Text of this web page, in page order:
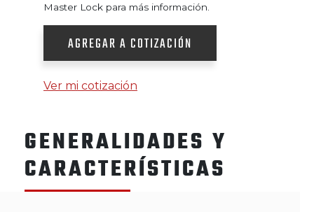
Master Lock para más información.
AGREGAR A COTIZACIÓN
Ver mi cotización
GENERALIDADES Y
CARACTERÍSTICAS